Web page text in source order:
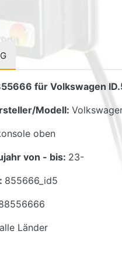
für Volkswagen
Modell:
oben
von - bis: 23-
855666_id5
Länder